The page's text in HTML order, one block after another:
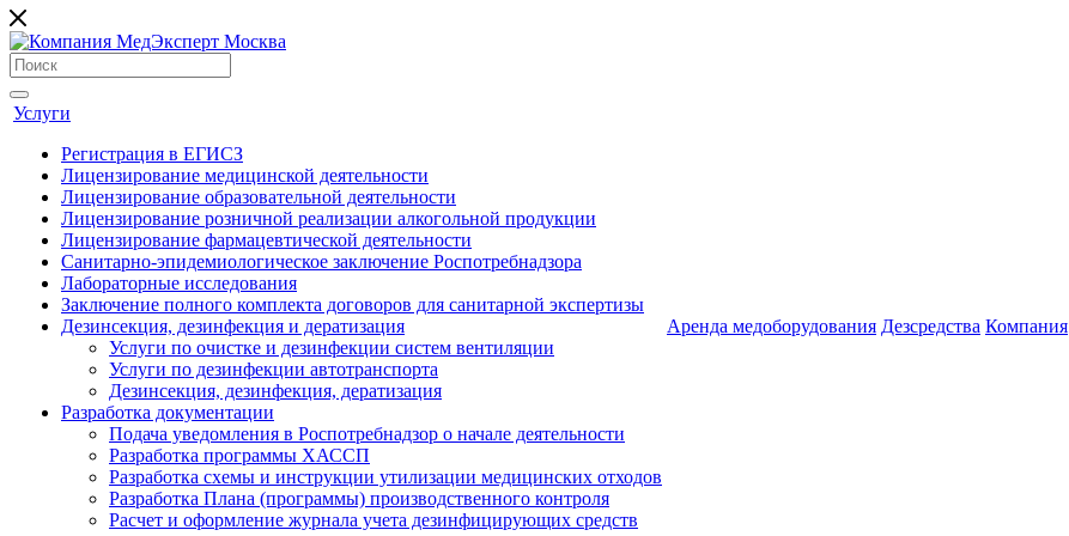
Услуги
Регистрация в ЕГИСЗ
Лицензирование медицинской деятельности
Лицензирование образовательной деятельности
Лицензирование розничной реализации алкогольной продукции
Лицензирование фармацевтической деятельности
Санитарно-эпидемиологическое заключение Роспотребнадзора
Лабораторные исследования
Заключение полного комплекта договоров для санитарной экспертизы
Дезинсекция, дезинфекция и дератизация
Услуги по очистке и дезинфекции систем вентиляции
Услуги по дезинфекции автотранспорта
Дезинсекция, дезинфекция, дератизация
Разработка документации
Подача уведомления в Роспотребнадзор о начале деятельности
Разработка программы ХАССП
Разработка схемы и инструкции утилизации медицинских отходов
Разработка Плана (программы) производственного контроля
Расчет и оформление журнала учета дезинфицирующих средств
Аренда медоборудования Дезсредства Компания